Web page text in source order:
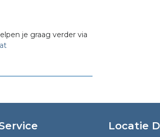
je graag verder via
Locatie